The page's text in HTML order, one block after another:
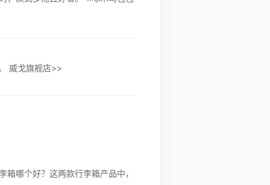
威戈拉杆箱是什么档次？可能属于中端档次。威戈拉杆箱怎么样？有的是ABS材质，耐用也耐磨，售价两三百。 威戈旗舰店>>
哪个好？这两款行李箱产品中，